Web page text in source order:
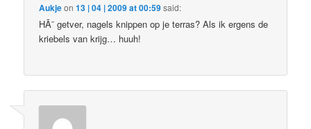
Aukjeon13 | 04 | 2009 at 00:59said:
HÃ¨ getver, nagels knippen op je terras? Als ik ergens de
kriebels van krijg… huuh!